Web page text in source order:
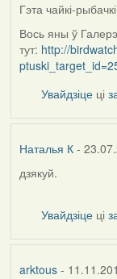
In
reply
to
by
Гэта чайкі-
Вось яны ў
тут: http://
Увайдзіце ці
Наталья К-
In
Harrier
дзякуй.
Увайдзіце ці
arktous-